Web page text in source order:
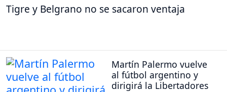
Tigre y Belgrano no se sacaron ventaja
Martín Palermo vuelve
al fútbol argentino y
dirigirá la Libertadores